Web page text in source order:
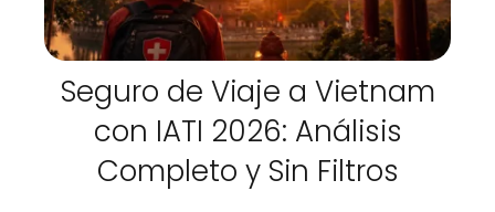
Seguro de Viaje a Vietnam
con IATI 2026: Análisis
Completo y Sin Filtros